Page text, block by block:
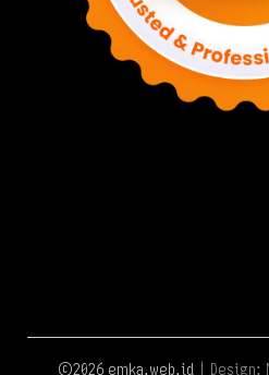
©2026 emka.web.id | Design: